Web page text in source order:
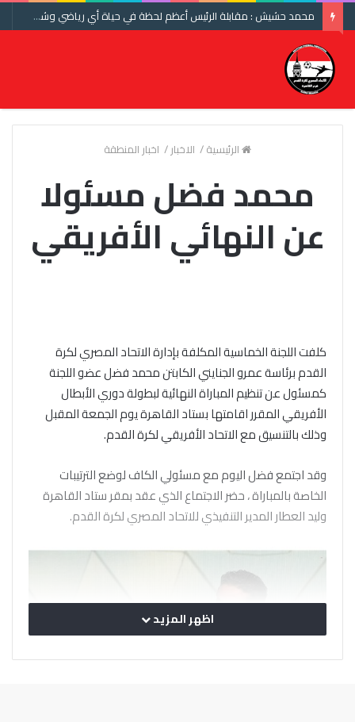
محمد حشيش : مقابلة الرئيس أعظم لحظة في حياة أي رياضي وشكرا اتحاد الكرة ومنتخب مصر
الرئيسية/ الاخبار/ اخبار المنطقة
محمد فضل مسئولا
عن النهائي الأفريقي️
كلفت اللجنة الخماسية المكلفة بإدارة الاتحاد المصري لكرة
القدم برئاسة عمرو الجنايني الكابتن محمد فضل عضو اللجنة
كمسئول عن تنظيم المباراة النهائية لبطولة دوري الأبطال
الأفريقي المقرر اقامتها بستاد القاهرة يوم الجمعة المقبل
وذلك بالتنسيق مع الاتحاد الأفريقي لكرة القدم.
وقد اجتمع فضل اليوم مع مسئولي الكاف لوضع الترتيبات
الخاصة بالمباراة ، حضر الاجتماع الذي عقد بمقر ستاد القاهرة
وليد العطار المدير التنفيذي للاتحاد المصري لكرة القدم.
اظهر المزيد